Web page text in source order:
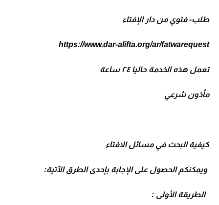
طلب- فتوي من دار الإفتاء
https://www.dar-alifta.org/ar/fatwarequest
تعمل هذه الخدمة حاليا ٢٤ ساعة
مأذون شرعي
كيفية البحث في مسائل الافتاء
ويمكنكم الحصول على الإجابة بإحدى الطرق الآتية:
الطريقة الأولى :